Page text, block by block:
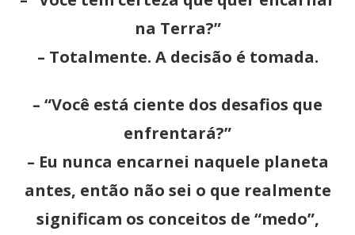
na Terra?”
– Totalmente. A decisão é tomada.
– “Você está ciente dos desafios que
enfrentará?”
– Eu nunca encarnei naquele planeta
antes, então não sei o que realmente
significam os conceitos de “medo”,